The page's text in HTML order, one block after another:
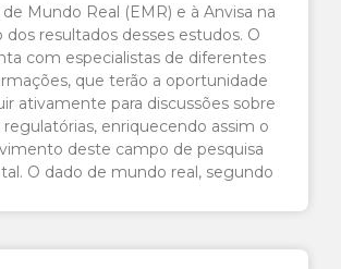
de Mundo Real (EMR) e à Anvisa na
dos resultados desses estudos. O
com especialistas de diferentes
que terão a oportunidade
ativamente para discussões sobre
regulatórias, enriquecendo assim o
deste campo de pesquisa
O dado de mundo real, segundo